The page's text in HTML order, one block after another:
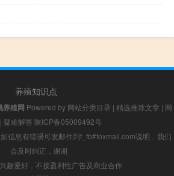
养殖知识点
养殖网 Powered by 网站分类目录 | 精选推荐文章 | 网
| 疑难解答 陕ICP备05009492号
信息有错误可发邮件到f_fb#foxmail.com说明，我们
会及时纠正，谢谢
趣爱好，不接盈利性广告及商业合作